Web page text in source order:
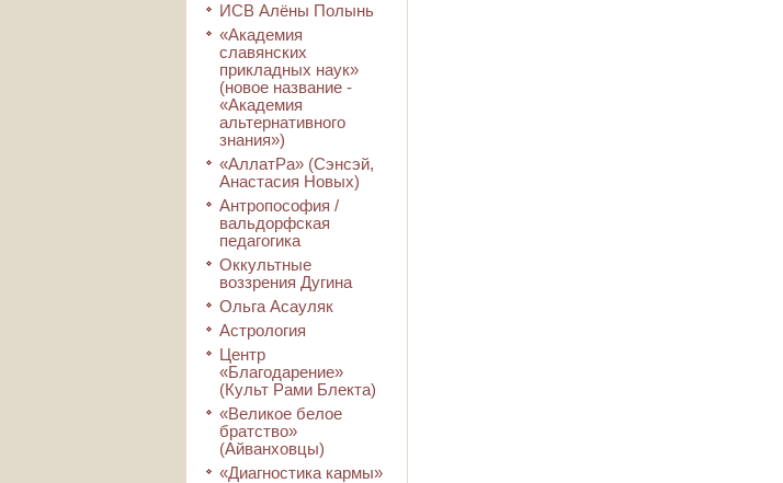
ИСВ Алёны Полынь
«Академия
славянских
прикладных наук»
(новое название -
«Академия
альтернативного
знания»)
«АллатРа» (Сэнсэй,
Анастасия Новых)
Антропософия /
вальдорфская
педагогика
Оккультные
воззрения Дугина
Ольга Асауляк
Астрология
Центр
«Благодарение»
(Культ Рами Блекта)
«Великое белое
братство»
(Айванховцы)
«Диагностика кармы»